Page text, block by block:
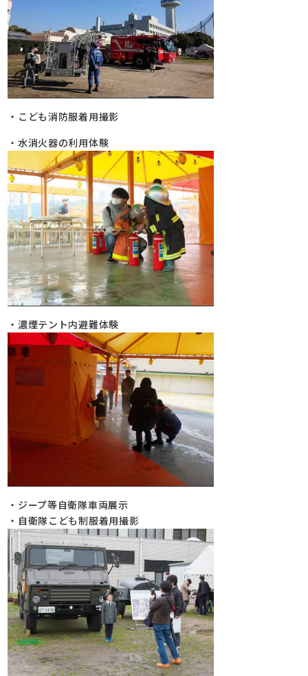
・こども消防服着用撮影
・水消火器の利用体験
・濃煙テント内避難体験
・ジープ等自衛隊車両展示
・自衛隊こども制服着用撮影